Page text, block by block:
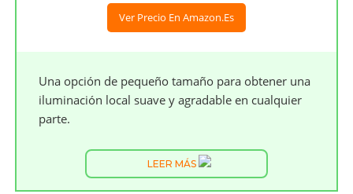
Ver Precio En Amazon.es
Una opción de pequeño tamaño para obtener una
iluminación local suave y agradable en cualquier
parte.
LEER MÁS